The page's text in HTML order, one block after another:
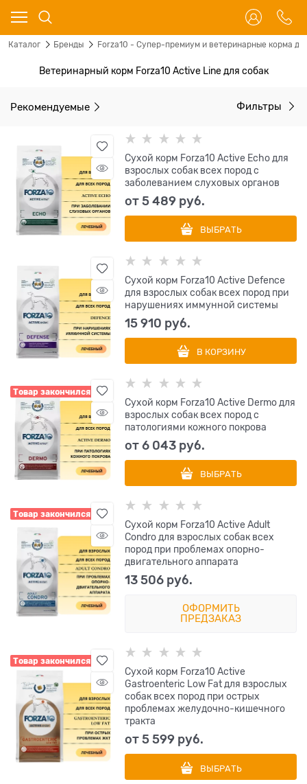
Каталог Бренды Forza10 - Супер-премиум и ветеринарные корма
Ветеринарный корм Forza10 Aсtive Line для собак
Рекомендуемые Фильтры
Сухой корм Forza10 Active Echo для
взрослых собак всех пород с
заболеванием слуховых органов
от5 489 руб.
ВЫБРАТЬ
Сухой корм Forza10 Active Defence
для взрослых собак всех пород при
нарушениях иммунной системы
15 910 руб.
В КОРЗИНУ
Товар закончился
Сухой корм Forza10 Active Dermo для
взрослых собак всех пород с
патологиями кожного покрова
от6 043 руб.
ВЫБРАТЬ
Товар закончился
Сухой корм Forza10 Active Adult
Condro для взрослых собак всех
пород при проблемах опорно-
двигательного аппарата
13 506 руб.
ОФОРМИТЬ
ПРЕДЗАКАЗ
Товар закончился
Сухой корм Forza10 Active
Gastroenteric Low Fat для взрослых
собак всех пород при острых
проблемах желудочно-кишечного
тракта
от5 599 руб.
ВЫБРАТЬ